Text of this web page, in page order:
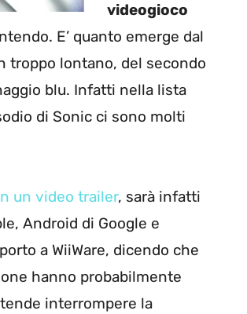
videogioco
E’ quanto emerge dal
troppo lontano, del secondo
blu. Infatti nella lista
di Sonic ci sono molti
un video trailer, sarà infatti
Android di Google e
a WiiWare, dicendo che
hanno probabilmente
interrompere la